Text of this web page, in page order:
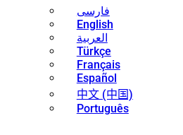
فارسی
English
العربية
Türkçe
Français
Español
中文 (中国)
Português